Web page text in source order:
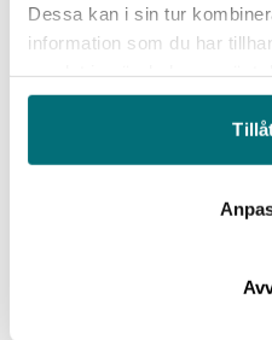
Dessa kan i sin tur
information som du har
kommer även att vara
flera seminarier.
Save the date!